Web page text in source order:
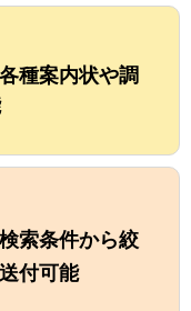
種案内状や調
索条件から絞
付可能